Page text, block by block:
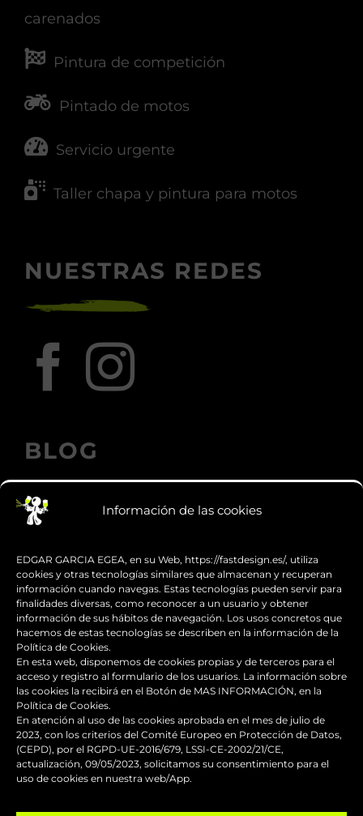
Información de las cookies
EDGAR GARCIA EGEA, en su Web, https://fastdesign.es/, utiliza
cookies y otras tecnologías similares que almacenan y recuperan
información cuando navegas. Estas tecnologías pueden servir para
finalidades diversas, como reconocer a un usuario y obtener
información de sus hábitos de navegación. Los usos concretos que
hacemos de estas tecnologías se describen en la información de la
Política de Cookies.
En esta web, disponemos de cookies propias y de terceros para el
acceso y registro al formulario de los usuarios. La información sobre
las cookies la recibirá en el Botón de MAS INFORMACIÓN, en la
Política de Cookies.
En atención al uso de las cookies aprobada en el mes de julio de
2023, con los criterios del Comité Europeo en Protección de Datos,
(CEPD), por el RGPD-UE-2016/679, LSSI-CE-2002/21/CE,
actualización, 09/05/2023, solicitamos su consentimiento para el
uso de cookies en nuestra web/App.
carenados
Pintura de competición
Pintado de motos
Servicio urgente
Taller chapa y pintura para motos
NUESTRAS REDES
BLOG
que transforman el diseño
Guía de supervivencia: qué hacer con tu
moto tras una caída
¿Qué es y para qué sirve el carenado de
una moto?
Seguridad en moto para
desplazamientos seguros
Personalizar el baúl de moto para que